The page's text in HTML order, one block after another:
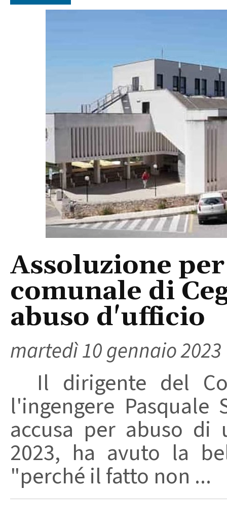
Assoluzione
comunale di
abuso d'ufficio
martedì 10 gennaio 2023
Il dirigente del
l'ingengere
accusa per abuso di
2023, ha avuto la
"perché il fatto non ...